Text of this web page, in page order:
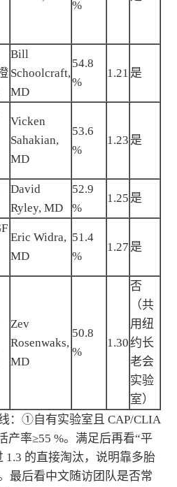
%
Bill
Schoolcraft,
MD
54.8
%
1.21 是
Vicken
Sahakian,
MD
53.6
%
1.23 是
David
Ryley, MD
52.9
%
1.25 是
Eric Widra,
MD
51.4
%
1.27 是
Zev
Rosenwaks,
MD
50.8
%
1.30
否
（共
用纽
约长
老会
实验
室）
：①自有实验室且 CAP/CLIA
率≥55 %。满足后再看“平
的直接淘汰，说明靠多胎
最后看中文随访团队是否常